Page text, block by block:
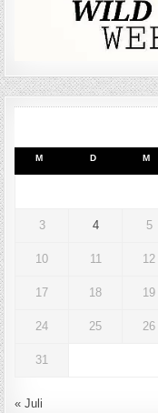
M D M
3 4 5
10 11 12
17 18 19
24 25 26
31
« Juli